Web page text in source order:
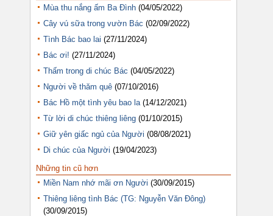
Mùa thu nắng ấm Ba Đình (04/05/2022)
Cây vú sữa trong vườn Bác (02/09/2022)
Tình Bác bao lai (27/11/2024)
Bác ơi! (27/11/2024)
Thấm trong di chúc Bác (04/05/2022)
Người về thăm quê (07/10/2016)
Bác Hồ một tình yêu bao la (14/12/2021)
Từ lời di chúc thiêng liêng (01/10/2015)
Giữ yên giấc ngủ của Người (08/08/2021)
Di chúc của Người (19/04/2023)
Những tin cũ hơn
Miền Nam nhớ mãi ơn Người (30/09/2015)
Thiêng liêng tình Bác (TG: Nguyễn Văn Đông)
(30/09/2015)